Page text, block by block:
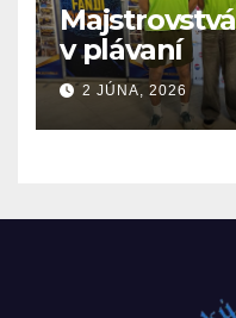
v plávaní
2 JÚNA, 2026